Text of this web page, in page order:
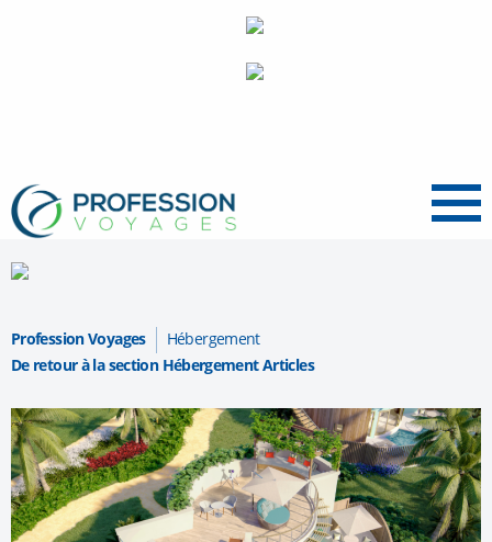
Menu
Profession Voyages
Hébergement
De retour à la section Hébergement Articles